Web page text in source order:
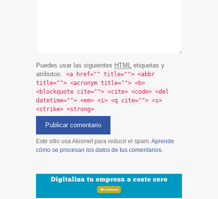
Puedes usar las siguientes HTML etiquetas y
atributos:
<a href="" title=""> <abbr
title=""> <acronym title=""> <b>
<blockquote cite=""> <cite> <code> <del
datetime=""> <em> <i> <q cite=""> <s>
<strike> <strong>
Este sitio usa Akismet para reducir el spam.Aprende
cómo se procesan los datos de tus comentarios.